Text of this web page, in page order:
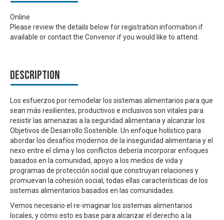
Online
Please review the details below for registration information if
available or contact the Convenor if you would like to attend.
Description
Los esfuerzos por remodelar los sistemas alimentarios para que
sean más resilientes, productivos e inclusivos son vitales para
resistir las amenazas a la seguridad alimentaria y alcanzar los
Objetivos de Desarrollo Sostenible. Un enfoque holístico para
abordar los desafíos modernos de la inseguridad alimentaria y el
nexo entre el clima y los conflictos debería incorporar enfoques
basados en la comunidad, apoyo a los medios de vida y
programas de protección social que construyan relaciones y
promuevan la cohesión social, todas ellas características de los
sistemas alimentarios basados en las comunidades.
Vemos necesario el re-imaginar los sistemas alimentarios
locales, y cómo esto es base para alcanzar el derecho a la